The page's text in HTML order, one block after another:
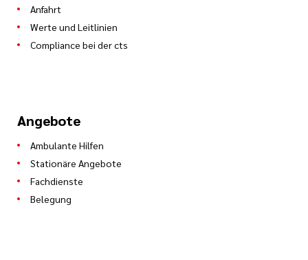
Anfahrt
Werte und Leitlinien
Compliance bei der cts
Angebote
Ambulante Hilfen
Stationäre Angebote
Fachdienste
Belegung